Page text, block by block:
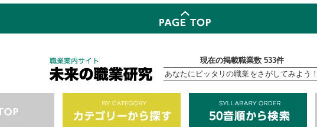
現在の掲載職業数 533件
あなたにピッタリの職業をさがしてみよう